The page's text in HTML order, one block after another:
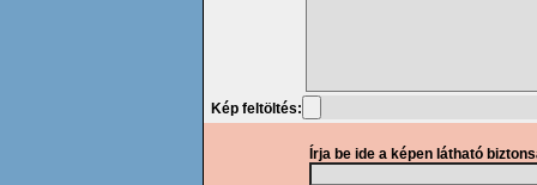
Kép feltöltés:
Írja be ide a képen látható